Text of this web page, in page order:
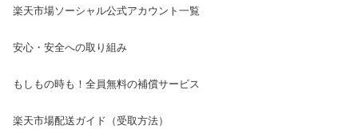
楽天市場ソーシャル公式アカウント一覧
安心・安全への取り組み
もしもの時も！全員無料の補償サービス
楽天市場配送ガイド（受取方法）